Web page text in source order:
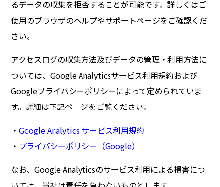
るデータの収集を拒否することが可能です。詳しくはご
使用のブラウザのヘルプやサポートページをご確認くだ
さい。
アクセスログの収集方法及びデータの管理・利用方法に
ついては、Google Analyticsサービス利用規約および
Googleプライバシーポリシーによって定められていま
す。詳細は下記ページをご覧ください。
・Google Analytics サービス利用規約
・ プライバシーポリシー（Google）
なお、Google Analyticsのサービス利用による損害につ